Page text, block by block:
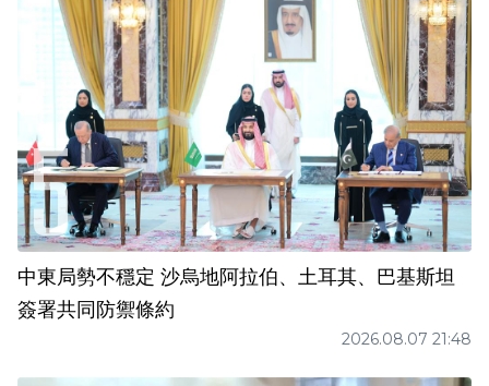
中東局勢不穩定 沙烏地阿拉伯、土耳其、巴基斯坦
簽署共同防禦條約
2026.08.07 21:48